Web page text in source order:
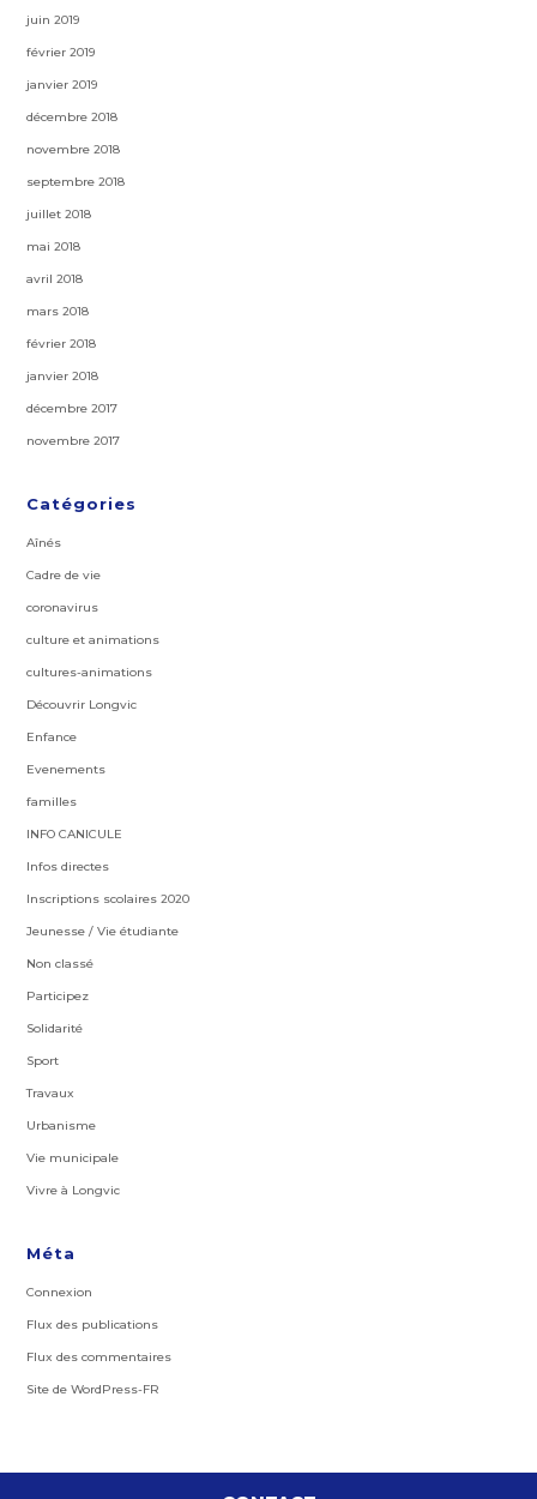
juin 2019
février 2019
janvier 2019
décembre 2018
novembre 2018
septembre 2018
juillet 2018
mai 2018
avril 2018
mars 2018
février 2018
janvier 2018
décembre 2017
novembre 2017
Catégories
Aînés
Cadre de vie
coronavirus
culture et animations
cultures-animations
Découvrir Longvic
Enfance
Evenements
familles
INFO CANICULE
Infos directes
Inscriptions scolaires 2020
Jeunesse / Vie étudiante
Non classé
Participez
Solidarité
Sport
Travaux
Urbanisme
Vie municipale
Vivre à Longvic
Méta
Connexion
Flux des publications
Flux des commentaires
Site de WordPress-FR